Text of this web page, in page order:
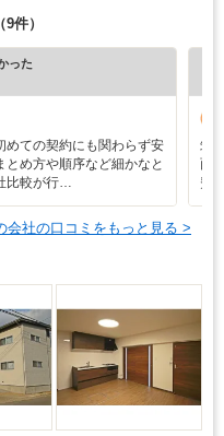
（9件）
った
めての契約にも関わらず安
め方や順序など細かなと
比較が行…
筑
面
費
会社の口コミをもっと見る >